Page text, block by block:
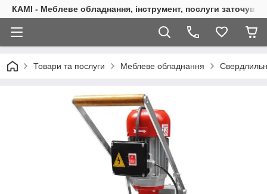
КАМІ - Меблеве обладнання, інструмент, послуги
Товари та послуги Меблеве обладнання